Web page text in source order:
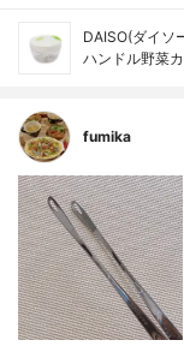
DAISO(ダイソ
ハンドル野菜
fumika